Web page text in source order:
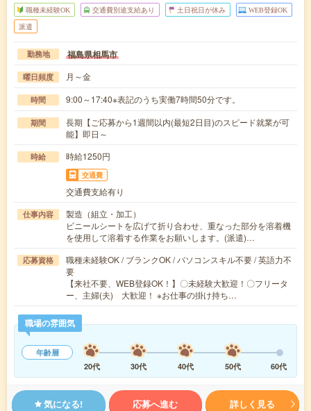
職種未経験OK 交通費別途支給あり 土日祝日が休み WEB登録OK
派遣
勤務地 福島県相馬市
曜日頻度 月～金
時間 9:00～17:40※表記のうち実働7時間50分です。
期間
長期【ご応募から1週間以内(最短2日目)のスピード就業が可
能】即日～
時給 時給1250円
交通費
交通費支給有り
仕事内容
製造（組立・加工）
ビニールシートを広げて折り合わせ、重なった部分を溶着機
を使用して溶着する作業をお願いします。(派遣)…
応募資格
職種未経験OK / ブランクOK / パソコンスキル不要 / 英語力不
要
【来社不要、WEB登録OK！】〇未経験大歓迎！〇フリータ
ー、主婦(夫) 大歓迎！ ※お仕事の掛け持ち…
職場の雰囲気
年齢層
20代
30代 40代 50代 60代
気になる! 応募へ進む 詳しく見る